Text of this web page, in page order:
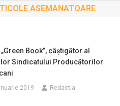
ASEMANATOARE
Book”, câştigător al
Sindicatului Producătorilor
2019 Redactia